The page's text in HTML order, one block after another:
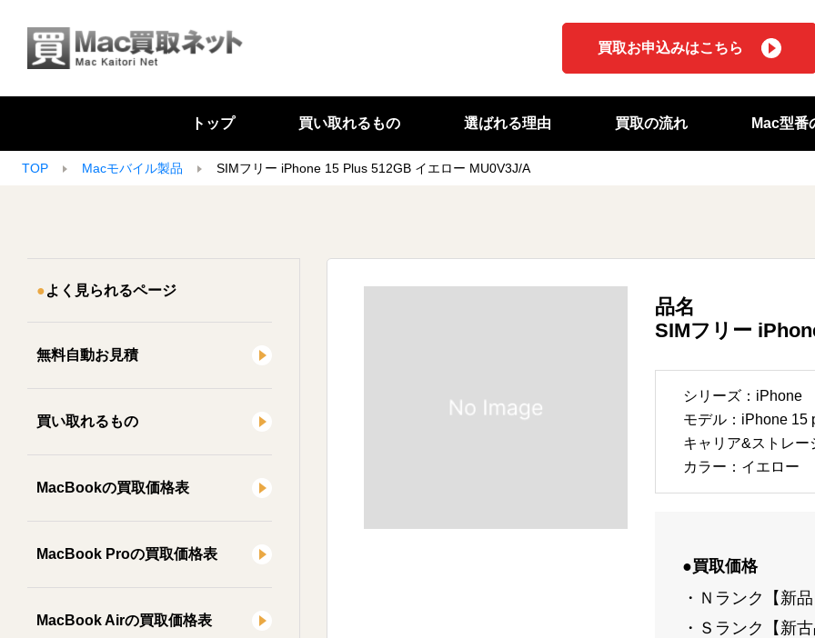
買取お申込みはこちら
トップ 買い取れるもの 選ばれる理由 買取の流れ Mac型番
TOP Macモバイル製品 SIMフリー iPhone 15 Plus 512GB イエロー MU0V3J/A
よく見られるページ
無料自動お見積
買い取れるもの
MacBookの買取価格表
MacBook Proの買取価格表
MacBook Airの買取価格表
品名
SIMフリー
シリーズ：iPhone
モデル：iPhone 15
キャリア&ストレー
カラー：イエロー
●買取価格
・Ｎランク【新
・Ｓランク【新